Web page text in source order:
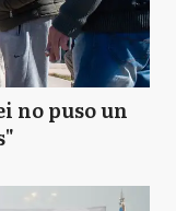
no puso un